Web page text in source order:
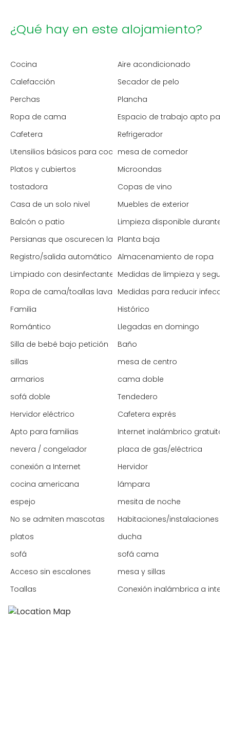
¿Qué hay en este alojamiento?
Cocina
Aire acondicionado
Calefacción
Secador de pelo
Perchas
Plancha
Ropa de cama
Espacio de trabajo apto
Cafetera
Refrigerador
Utensilios básicos para cocinarmesa de comedor
Platos y cubiertos
Microondas
tostadora
Copas de vino
Casa de un solo nivel
Muebles de exterior
Balcón o patio
Limpieza disponible durante
Persianas que oscurecen la habitación
Planta baja
Registro/salida automático Almacenamiento de ropa
Limpiado con desinfectante Medidas de limpieza y
Ropa de cama/toallas lavadas a alta temperatura
Medidas para reducir
Familia
Histórico
Romántico
Llegadas en domingo
Silla de bebé bajo petición
Baño
sillas
mesa de centro
armarios
cama doble
sofá doble
Tendedero
Hervidor eléctrico
Cafetera exprés
Apto para familias
Internet inalámbrico gratuito
nevera / congelador
placa de gas/eléctrica
conexión a Internet
Hervidor
cocina americana
lámpara
espejo
mesita de noche
No se admiten mascotas
Habitaciones/instalaciones
platos
ducha
sofá
sofá cama
Acceso sin escalones
mesa y sillas
Toallas
Conexión inalámbrica a